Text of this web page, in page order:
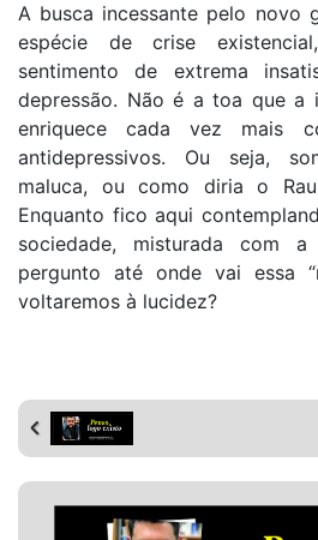
A busca incessante pelo novo
espécie de crise
sentimento de extrema
depressão. Não é a toa que a
enriquece cada vez mais
antidepressivos. Ou seja,
maluca, ou como diria o
Enquanto fico aqui
sociedade, misturada com a
pergunto até onde vai essa
voltaremos à lucidez?